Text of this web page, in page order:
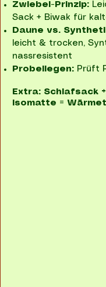
Zwiebel-Prinzip:
Sack + Biwak für
Daune vs.
leicht & trocken,
nassresistent
Probeliegen: Prüft
Extra: Schlafsack
Isomatte =